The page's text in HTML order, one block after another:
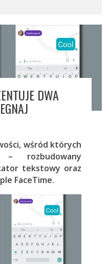
DWA
wśród których
rozbudowany
tekstowy oraz
FaceTime.